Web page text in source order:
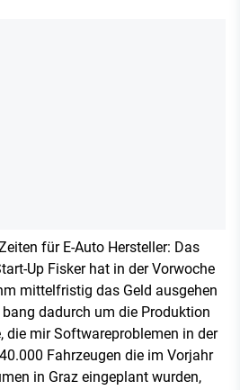
für E-Auto Hersteller: Das
Up Fisker hat in der Vorwoche
mittelfristig das Geld ausgehen
dadurch um die Produktion
die mir Softwareproblemen in der
Fahrzeugen die im Vorjahr
in Graz eingeplant wurden,